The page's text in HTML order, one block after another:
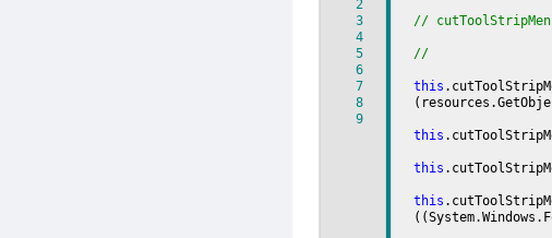
2
3
4
5
6
7
8
9
//
//
this
this
this
this